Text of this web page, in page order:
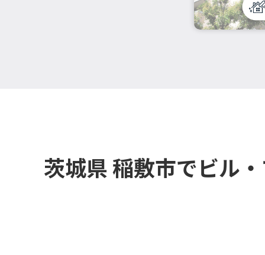
茨城県 稲敷市でビル